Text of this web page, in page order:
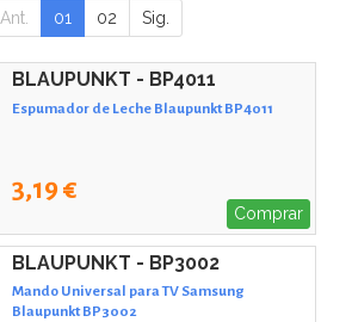
Ant. 01 02 Sig.
BLAUPUNKT - BP4011
Espumador de Leche Blaupunkt BP4011
3,19 €
Comprar
BLAUPUNKT - BP3002
Mando Universal para TV Samsung
Blaupunkt BP3002